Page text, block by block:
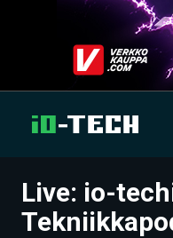
UUTISET
Live: io-